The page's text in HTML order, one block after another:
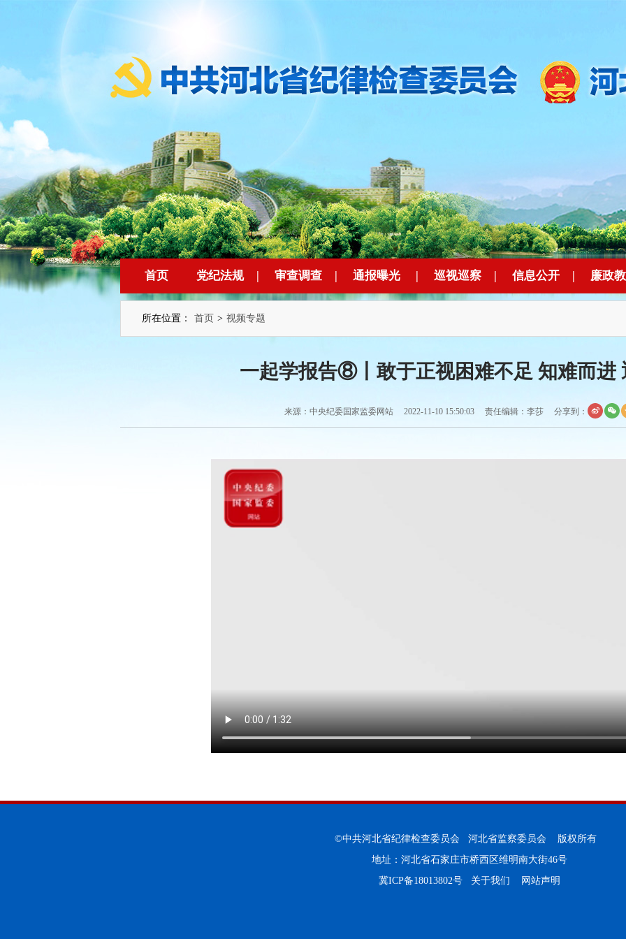
首页 党纪法规 | 审查调查 | 通报曝光 | 巡视巡察 | 信息公开 | 廉政
所在位置： 首页 > 视频专题
一起学报告⑧丨敢于正视困难不足 知难而进
来源：中央纪委国家监委网站 2022-11-10 15:50:03 责任编辑：李莎 分享到：
©中共河北省纪律检查委员会 河北省监察委员会 版权所有
地址：河北省石家庄市桥西区维明南大街46号
冀ICP备18013802号
关于我们 网站声明